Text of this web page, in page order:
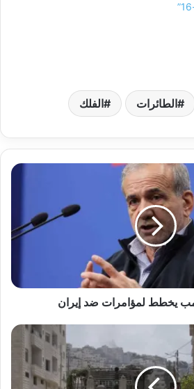
خيارات روسية لتدمير “إف-16”
الطائرات الفلك
يخطط لمؤامرات ضد إيران